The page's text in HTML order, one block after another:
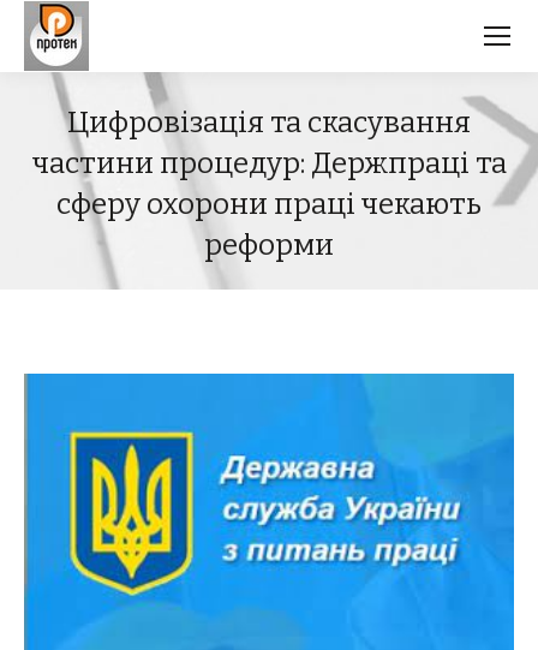
Цифровізація та скасування
частини процедур: Держпраці та
сферу охорони праці чекають
реформи